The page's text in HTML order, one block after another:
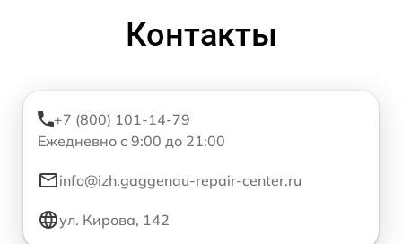
Контакты
+7 (800) 101-14-79
Ежедневно с 9:00 до 21:00
info@izh.gaggenau-repair-center.ru
ул. Кирова, 142